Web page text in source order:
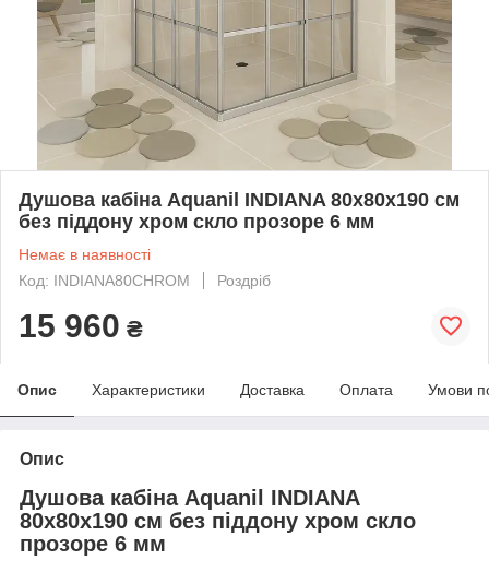
Душова кабіна Aquanil INDIANA 80х80х190 см
без піддону хром скло прозоре 6 мм
Немає в наявності
Код: INDIANA80CHROM
Роздріб
15 960 ₴
Опис Характеристики Доставка Оплата Умови
Опис
Душова кабіна Aquanil INDIANA
80х80х190 см без піддону хром скло
прозоре 6 мм